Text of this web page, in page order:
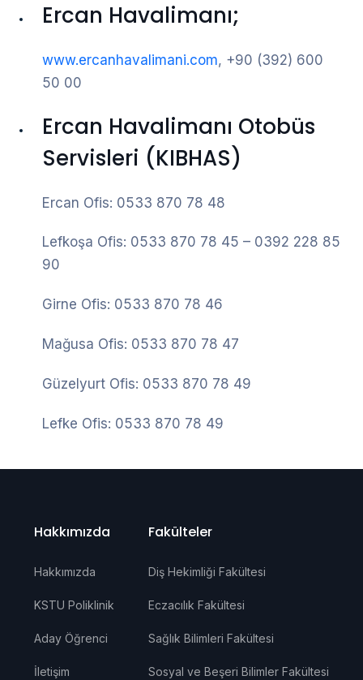
Ercan Havalimanı;
www.ercanhavalimani.com, +90 (392) 600
50 00
Ercan Havalimanı Otobüs
Servisleri (KIBHAS)
Ercan Ofis: 0533 870 78 48
Lefkoşa Ofis: 0533 870 78 45 – 0392 228 85
90
Girne Ofis: 0533 870 78 46
Mağusa Ofis: 0533 870 78 47
Güzelyurt Ofis: 0533 870 78 49
Lefke Ofis: 0533 870 78 49
Hakkımızda
Hakkımızda
KSTU Poliklinik
Aday Öğrenci
İletişim
Fakülteler
Diş Hekimliği Fakültesi
Eczacılık Fakültesi
Sağlık Bilimleri Fakültesi
Sosyal ve Beşeri Bilimler Fakültesi